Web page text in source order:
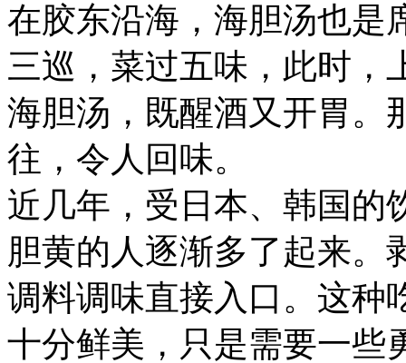
在胶东沿海，海胆汤也是
三巡，菜过五味，此时，
海胆汤，既醒酒又开胃。
往，令人回味。
近几年，受日本、韩国的
胆黄的人逐渐多了起来。
调料调味直接入口。这种
十分鲜美，只是需要一些